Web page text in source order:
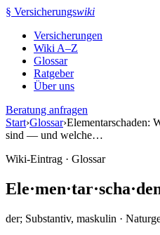
Zum
springen
§ Versicherungswiki
Versicherungen
Wiki A–Z
Glossar
Ratgeber
Über uns
Beratung anfragen
Start›Glossar›Elementarschaden:
sind — und welche…
Wiki-Eintrag · Glossar
Ele·men·tar·scha·
der; Substantiv, maskulin ·